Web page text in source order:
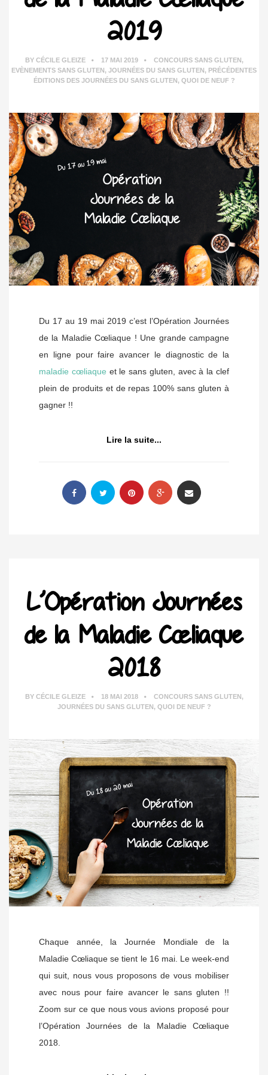
2019
BY CÉCILE GLEIZE 17 MAI 2019 CONCOURS SANS GLUTEN,
EVÈNEMENTS SANS GLUTEN, JOURNÉES DU SANS GLUTEN, PRÉCÉDENTES
ÉDITIONS DES JOURNÉES DU SANS GLUTEN, QUOI DE NEUF ?
Du 17 au 19 mai 2019 c’est l’Opération Journées
de la Maladie Cœliaque ! Une grande campagne
en ligne pour faire avancer le diagnostic de la
maladie cœliaque et le sans gluten, avec à la clef
plein de produits et de repas 100% sans gluten à
gagner !!
Lire la suite...
L’Opération Journées
de la Maladie Cœliaque
2018
BY CÉCILE GLEIZE 18 MAI 2018 CONCOURS SANS GLUTEN,
JOURNÉES DU SANS GLUTEN, QUOI DE NEUF ?
Chaque année, la Journée Mondiale de la
Maladie Cœliaque se tient le 16 mai. Le week-end
qui suit, nous vous proposons de vous mobiliser
avec nous pour faire avancer le sans gluten !!
Zoom sur ce que nous vous avions proposé pour
l’Opération Journées de la Maladie Cœliaque
2018.